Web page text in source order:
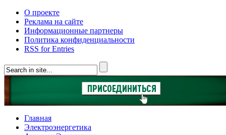
О проекте
Реклама на сайте
Информационные партнеры
Политика конфиденциальности
RSS for Entries
Главная
Электроэнергетика